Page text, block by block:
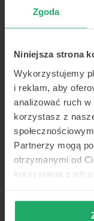
Zgoda
Niniejsza strona
Wykorzystujemy
i reklam, aby
analizować ruch
korzystasz z
Partnerzy mogą
otrzymanymi od
korzystania z ich
każdego
porze
telefon
Lekarz
Będę
sytuację i